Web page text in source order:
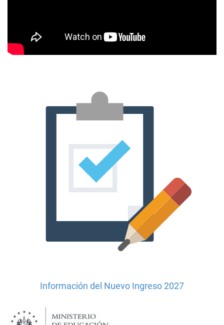
Información del Nuevo Ingreso 2027